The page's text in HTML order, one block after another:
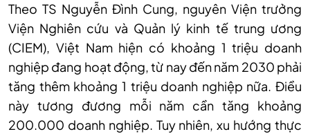
Theo TS Nguyễn Đình Cung, nguyên Viện trưởng
Viện Nghiên cứu và Quản lý kinh tế trung ương
(CIEM), Việt Nam hiện có khoảng 1 triệu doanh
nghiệp đang hoạt động, từ nay đến năm 2030 phải
tăng thêm khoảng 1 triệu doanh nghiệp nữa. Điều
này tương đương mỗi năm cần tăng khoảng
200.000 doanh nghiệp. Tuy nhiên, xu hướng thực